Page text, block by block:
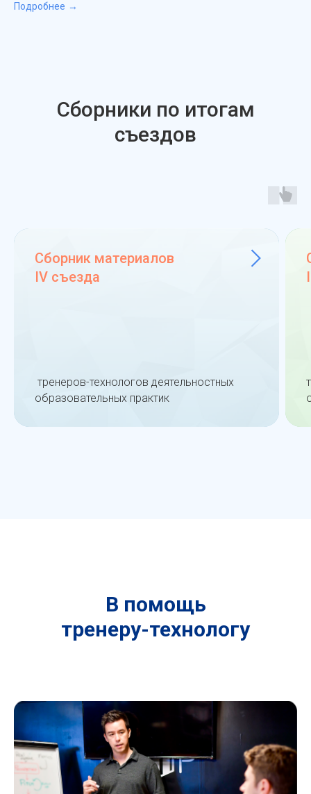
Подробнее
Сборники по итогам
съездов
Сборник материалов
IV съезда
тренеров-технологов деятельностных
образовательных практик
В помощь
тренеру-технологу